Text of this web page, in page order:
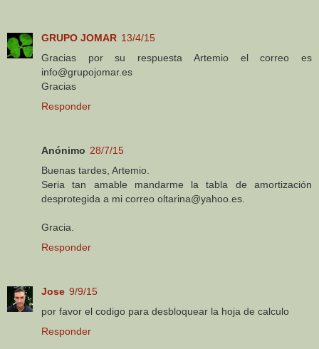
GRUPO JOMAR 13/4/15
Gracias por su respuesta Artemio el correo es
info@grupojomar.es
Gracias
Responder
Anónimo 28/7/15
Buenas tardes, Artemio.
Seria tan amable mandarme la tabla de amortización
desprotegida a mi correo oltarina@yahoo.es.
Gracia.
Responder
Jose 9/9/15
por favor el codigo para desbloquear la hoja de calculo
Responder